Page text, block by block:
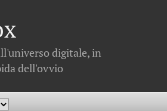
digitale, in
dell'ovvio